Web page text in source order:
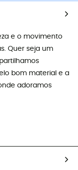
e o movimento
Quer seja um
bom material e a
adoramos